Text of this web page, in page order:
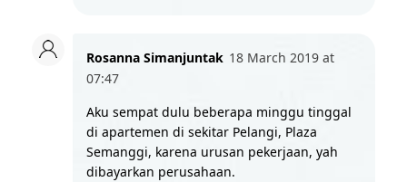
Rosanna Simanjuntak 18 March 2019 at
07:47
Aku sempat dulu beberapa minggu tinggal
di apartemen di sekitar Pelangi, Plaza
Semanggi, karena urusan pekerjaan, yah
dibayarkan perusahaan.